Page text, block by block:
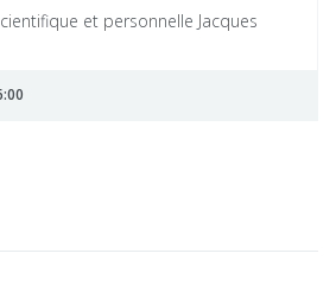
et personnelle Jacques